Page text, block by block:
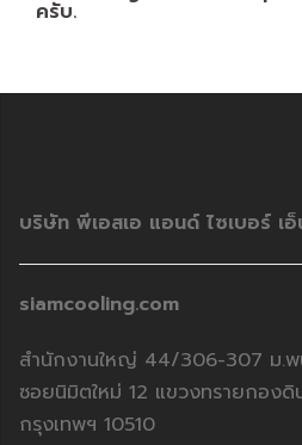
ครับ.
บริษัท พีเอสเอ แอนด์ ไซเบอร์ เ
siamcooling.com
สำนักงานใหญ่ 44/306-307 ม.พ
ซอยนิมิตใหม่ 12 แขวงทรายกองดิ
กรุงเทพฯ 10510